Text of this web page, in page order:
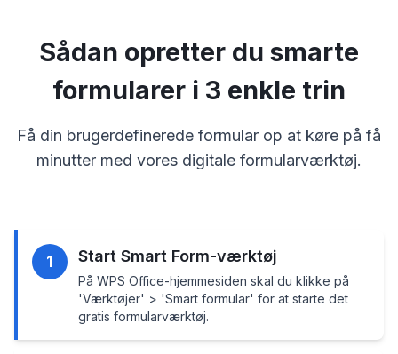
Sådan opretter du smarte
formularer i 3 enkle trin
Få din brugerdefinerede formular op at køre på få
minutter med vores digitale formularværktøj.
1 Start Smart Form-værktøj
På WPS Office-hjemmesiden skal du klikke på
'Værktøjer' > 'Smart formular' for at starte det
gratis formularværktøj.